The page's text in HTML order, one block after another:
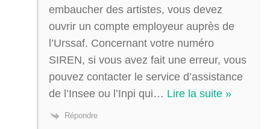
embaucher des artistes, vous devez
ouvrir un compte employeur auprès de
l’Urssaf. Concernant votre numéro
SIREN, si vous avez fait une erreur, vous
pouvez contacter le service d’assistance
de l’Insee ou l’Inpi qui… Lire la suite »
Répondre